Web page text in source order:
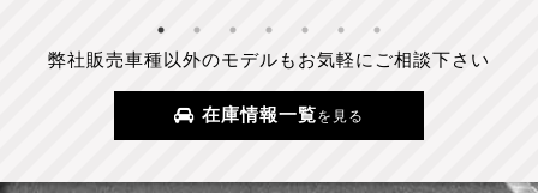
弊社販売車種以外のモデルもお気軽にご相談下さい
在庫情報一覧を見る